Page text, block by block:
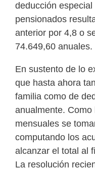
deducción
pensionados
anterior por 4,8 o
74.649,60 anuales.
En sustento de lo
que hasta ahora
familia como de
anualmente.
mensuales se
computando los
alcanzar el total al
La resolución